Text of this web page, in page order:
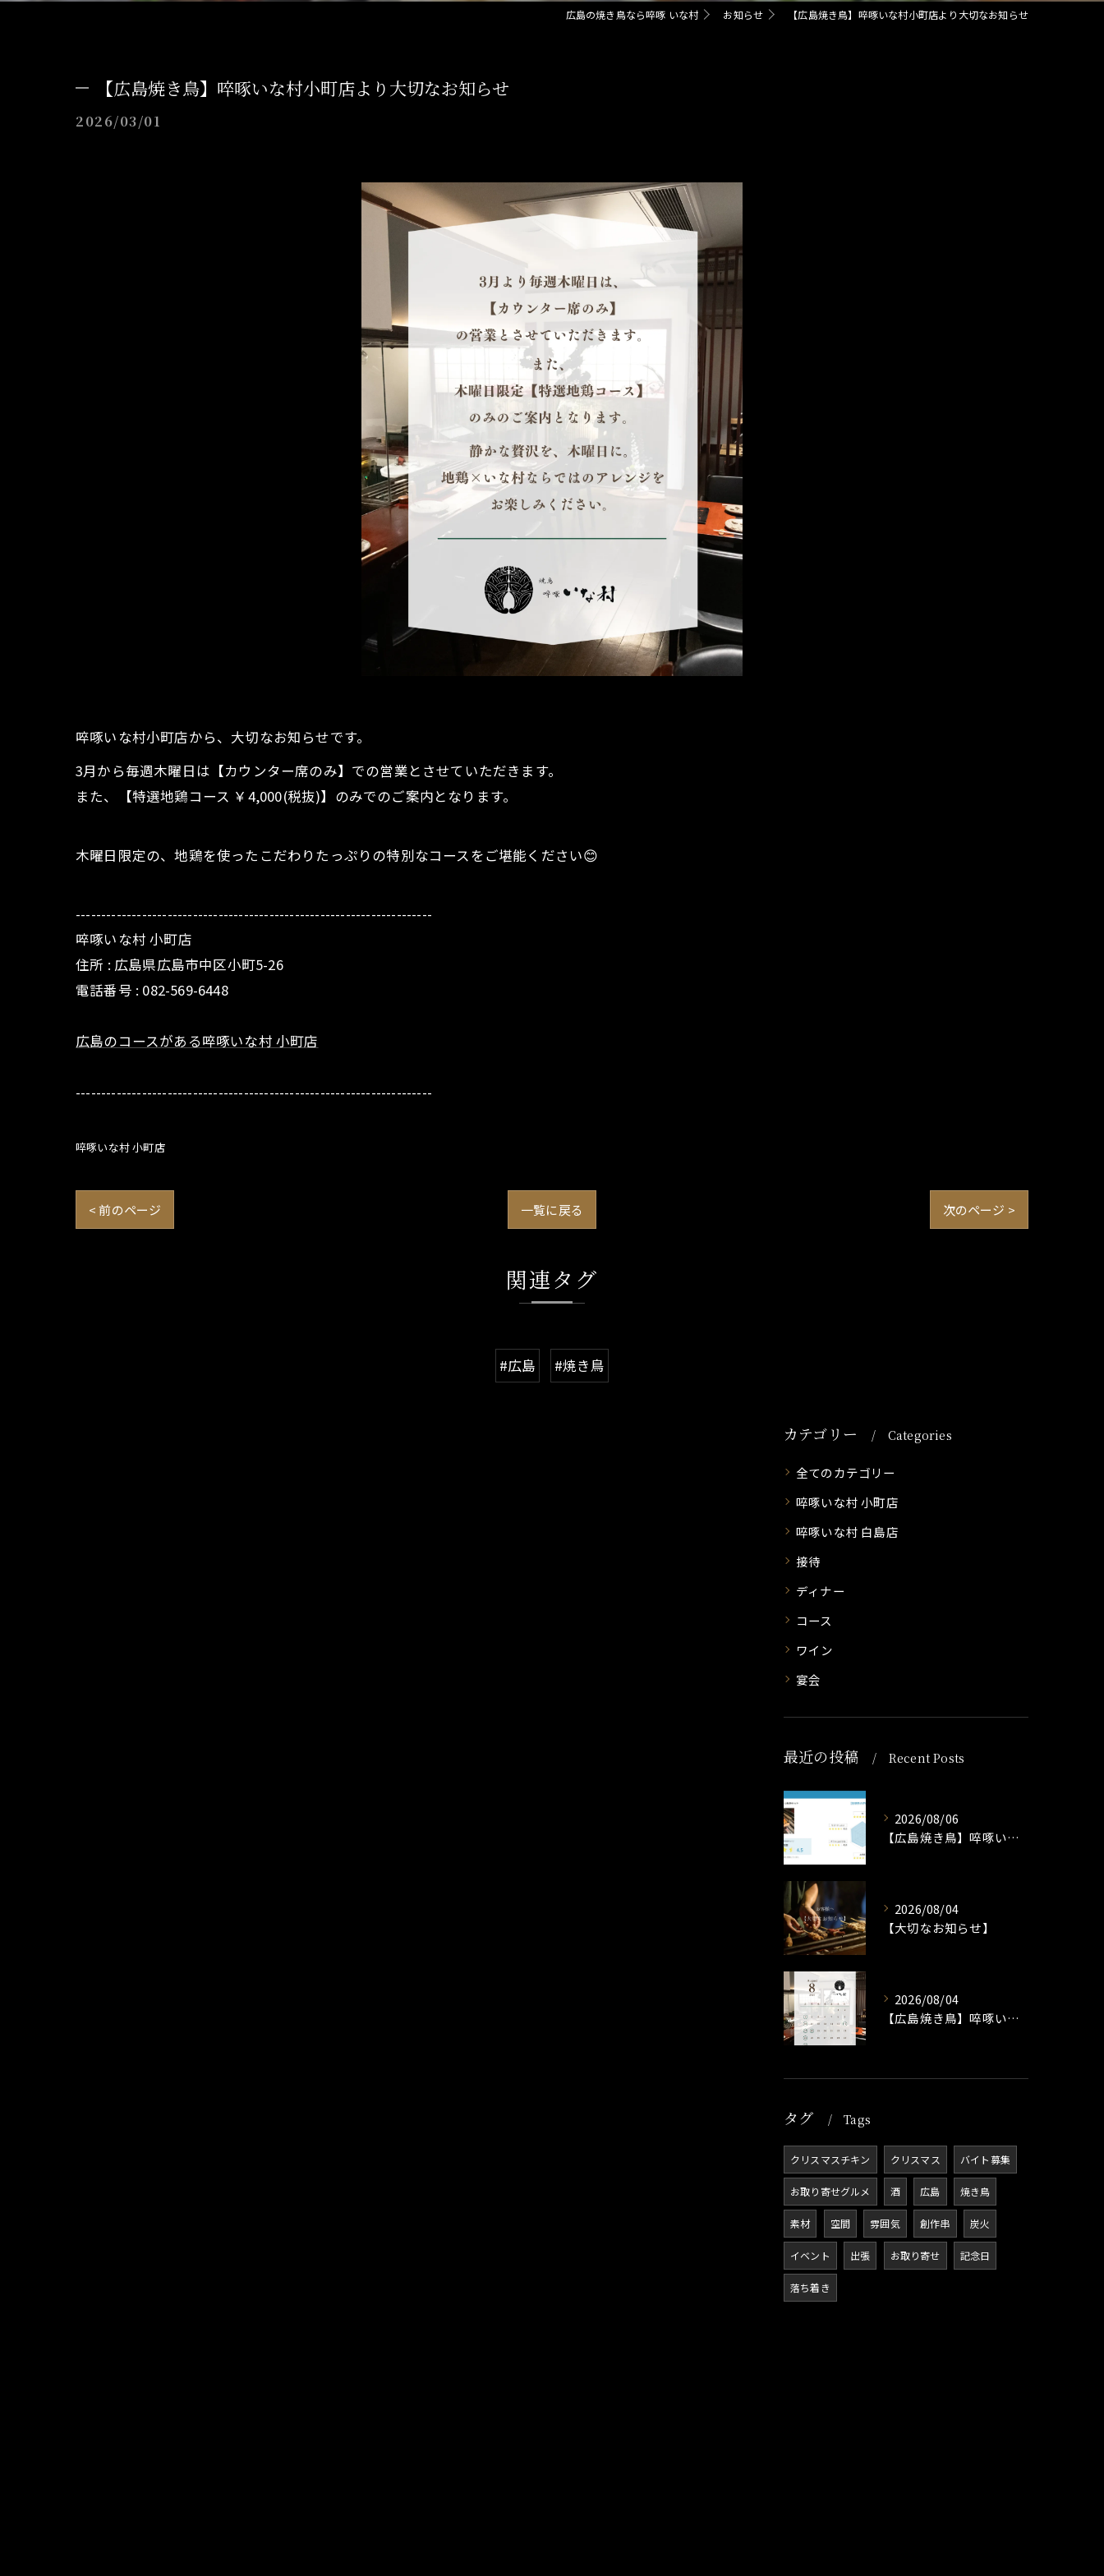
広島の焼き鳥なら啐啄 いな村 お知らせ 【広島焼き鳥】啐啄いな村小町店より大切なお知らせ
【広島焼き鳥】啐啄いな村小町店より大切なお知らせ
2026/03/01
啐啄いな村小町店から、大切なお知らせです。
3月から毎週木曜日は【カウンター席のみ】での営業とさせていただきます。
また、【特選地鶏コース ￥4,000(税抜)】のみでのご案内となります。
木曜日限定の、地鶏を使ったこだわりたっぷりの特別なコースをご堪能ください😊
----------------------------------------------------------------------
啐啄いな村 小町店
住所 : 広島県広島市中区小町5-26
電話番号 : 082-569-6448
広島のコースがある啐啄いな村 小町店
----------------------------------------------------------------------
啐啄いな村 小町店
< 前のページ 一覧に戻る 次のページ >
関連タグ
#広島 #焼き鳥
カテゴリー Categories
全てのカテゴリー
啐啄いな村 小町店
啐啄いな村 白島店
接待
ディナー
コース
ワイン
宴会
最近の投稿 Recent Posts
2026/08/06
【広島焼き鳥】啐啄いな村冷凍焼き鳥いかがですか？
2026/08/04
【大切なお知らせ】
2026/08/04
【広島焼き鳥】啐啄いな村小町店 8月の営業日のお知らせ
タグ Tags
クリスマスチキン クリスマス バイト募集
お取り寄せグルメ 酒 広島 焼き鳥
素材 空間 雰囲気 創作串 炭火
イベント 出張 お取り寄せ 記念日
落ち着き